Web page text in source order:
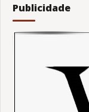
Publicidade